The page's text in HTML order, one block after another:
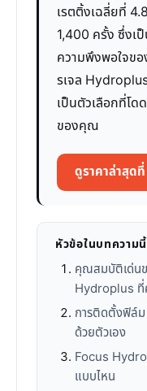
เรตติ้งเฉลี่ยที่
1,400 ครั้ง ซึ่ง
ความพึงพอใจขอ
รเจล
เป็นตัวเลือกที่โ
ของคุณ
ดูราคาล่าสุด
หัวข้อในบทความนี้
คุณสมบัติเด่น
Hydroplus ที่
การติดตั้งฟิล์
ด้วยตัวเอง
Focus
แบบไหน